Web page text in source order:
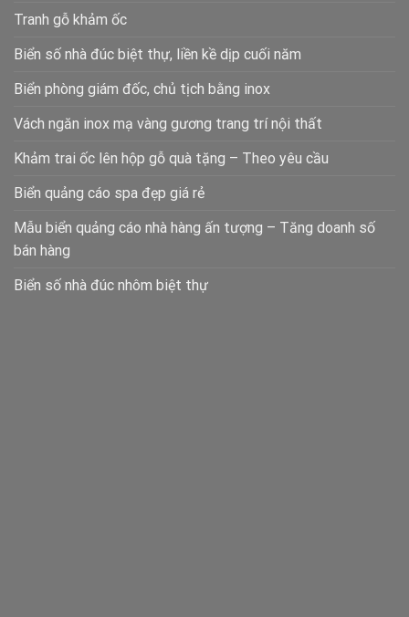
Tranh gỗ khảm ốc
Biển số nhà đúc biệt thự, liền kề dịp cuối năm
Biển phòng giám đốc, chủ tịch bằng inox
Vách ngăn inox mạ vàng gương trang trí nội thất
Khảm trai ốc lên hộp gỗ quà tặng – Theo yêu cầu
Biển quảng cáo spa đẹp giá rẻ
Mẫu biển quảng cáo nhà hàng ấn tượng – Tăng doanh số
bán hàng
Biển số nhà đúc nhôm biệt thự